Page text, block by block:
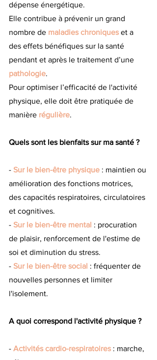
dépense énergétique.
Elle contribue à prévenir un grand
nombre de maladies chroniques et a
des effets bénéfiques sur la santé
pendant et après le traitement d’une
pathologie.
Pour optimiser l’efficacité de l'activité
physique, elle doit être pratiquée de
manière régulière.
Quels sont les bienfaits sur ma santé ?
- Sur le bien-être physique : maintien ou
amélioration des fonctions motrices,
des capacités respiratoires, circulatoires
et cognitives.
- Sur le bien-être mental : procuration
de plaisir, renforcement de l'estime de
soi et diminution du stress.
- Sur le bien-être social : fréquenter de
nouvelles personnes et limiter
l'isolement.
A quoi correspond l'activité physique ?
- Activités cardio-respiratoires : marche,